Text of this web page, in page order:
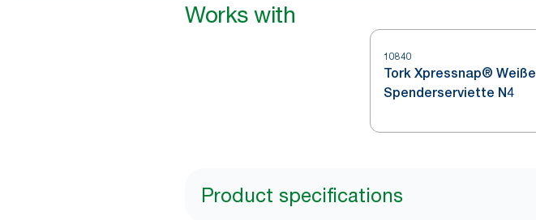
Works with
10840
Tork Xpressnap® Weiße
Spenderserviette N4
Product specifications